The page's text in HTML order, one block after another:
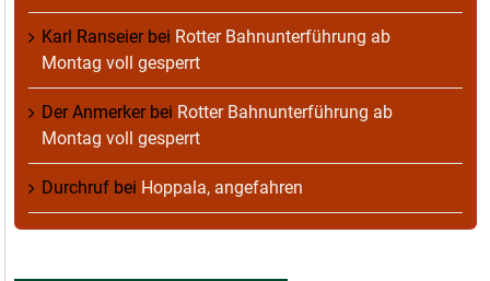
Karl Ranseierbei Rotter Bahnunterführung ab
Montag voll gesperrt
Der Anmerkerbei Rotter Bahnunterführung ab
Montag voll gesperrt
Durchruf bei Hoppala, angefahren